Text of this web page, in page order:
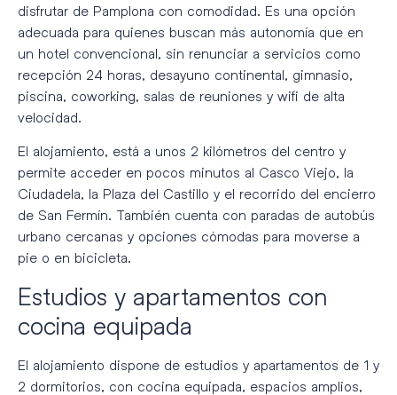
disfrutar de Pamplona con comodidad. Es una opción
adecuada para quienes buscan más autonomía que en
un hotel convencional, sin renunciar a servicios como
recepción 24 horas, desayuno continental, gimnasio,
piscina, coworking, salas de reuniones y wifi de alta
velocidad.
El alojamiento, está a unos 2 kilómetros del centro y
permite acceder en pocos minutos al Casco Viejo, la
Ciudadela, la Plaza del Castillo y el recorrido del encierro
de San Fermín. También cuenta con paradas de autobús
urbano cercanas y opciones cómodas para moverse a
pie o en bicicleta.
Estudios y apartamentos con
cocina equipada
El alojamiento dispone de estudios y apartamentos de 1 y
2 dormitorios, con cocina equipada, espacios amplios,